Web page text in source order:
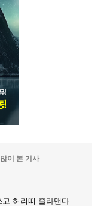
많이 본 기사
허리띠 졸라맨다